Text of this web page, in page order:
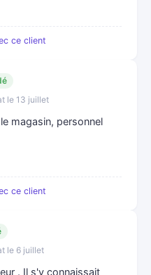
ce client
le 13 juillet
magasin, personnel
ce client
le 6 juillet
. Il s'y connaissait